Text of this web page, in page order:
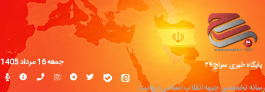
پایگاه خبری سراج۲۴
رسانه تخصصی جبهه انقلاب اسلامی؛ روایت
جمعه 16 مرداد 1405